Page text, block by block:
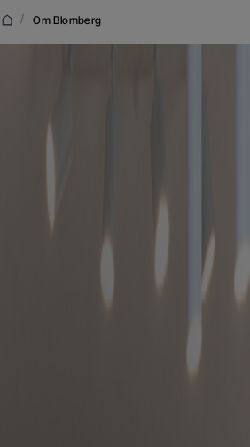
/ Om Blomberg